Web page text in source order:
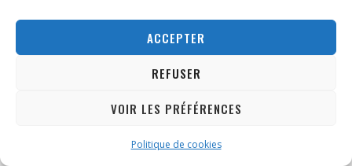
ACCEPTER
REFUSER
VOIR LES PRÉFÉRENCES
Politique de cookies